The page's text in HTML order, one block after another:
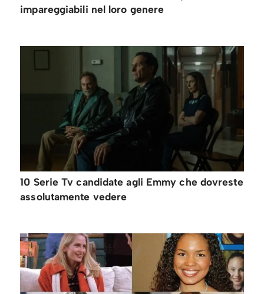
impareggiabili nel loro genere
10 Serie Tv candidate agli Emmy che dovreste
assolutamente vedere